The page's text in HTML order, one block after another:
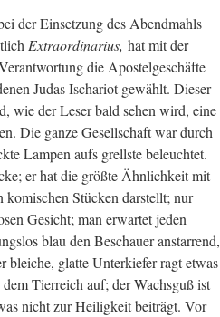
der Einsetzung des Abendmahls
Extraordinarius, hat mit der
die Apostelgeschäfte
Judas Ischariot gewählt. Dieser
wie der Leser bald sehen wird, eine
Die ganze Gesellschaft war durch
Lampen aufs grellste beleuchtet.
er hat die größte Ähnlichkeit mit
Stücken darstellt; nur
Gesicht; man erwartet jeden
blau den Beschauer anstarrend,
glatte Unterkiefer ragt etwas
Tierreich auf; der Wachsguß ist
nicht zur Heiligkeit beiträgt. Vor